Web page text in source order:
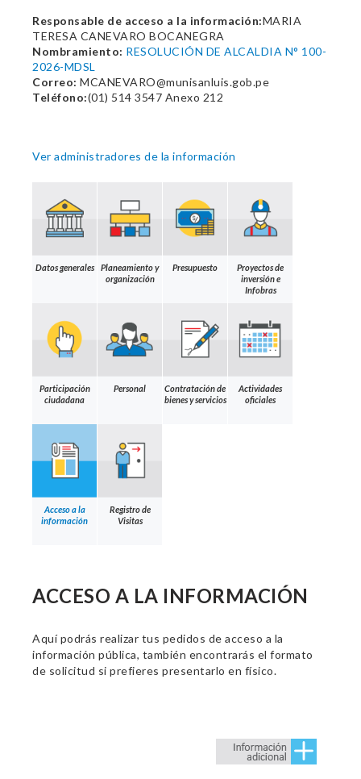
Responsable de acceso a la información:MARIA
TERESA CANEVARO BOCANEGRA
Nombramiento: RESOLUCIÓN DE ALCALDIA N° 100-
2026-MDSL
Correo: MCANEVARO@munisanluis.gob.pe
Teléfono:(01) 514 3547 Anexo 212
Ver administradores de la información
Datos generales
Planeamiento y
organización
Presupuesto
Proyectos de
inversión e
Infobras
Participación
ciudadana
Personal
Contratación de
bienes y servicios
Actividades
oficiales
Acceso a la
información
Registro de
Visitas
ACCESO A LA INFORMACIÓN
Aquí podrás realizar tus pedidos de acceso a la
información pública, también encontrarás el formato
de solicitud si prefieres presentarlo en físico.